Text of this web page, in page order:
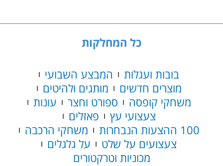
כל המחלקות
בובות ועגלות
המבצע השבועי
מוצרים חדשים
מותגים ולהיטים
משחקי קופסה
ספורט וחצר
עונות
צעצועי עץ
פאזלים
100 ההצעות הנבחרות
משחקי הרכבה
צעצועים על שלט
על גלגלים
מכוניות וטרקטורים